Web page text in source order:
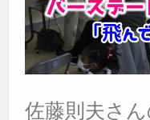
佐藤則夫さ